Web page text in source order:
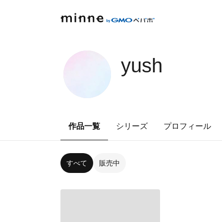
yush
作品一覧 シリーズ プロフィール
すべて 販売中